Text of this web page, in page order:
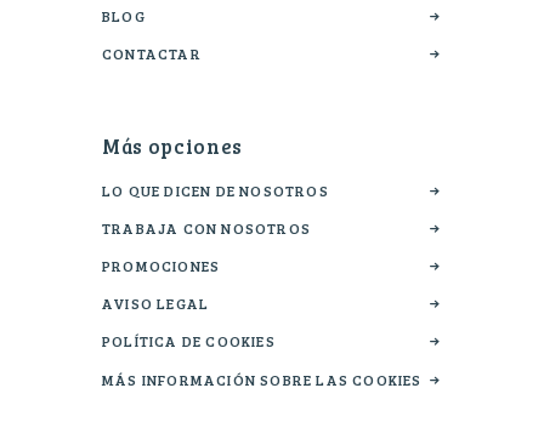
BLOG
CONTACTAR
Más opciones
LO QUE DICEN DE NOSOTROS
TRABAJA CON NOSOTROS
PROMOCIONES
AVISO LEGAL
POLÍTICA DE COOKIES
MÁS INFORMACIÓN SOBRE LAS COOKIES